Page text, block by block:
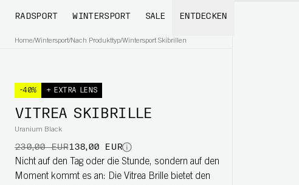
RADSPORT WINTERSPORT SALE ENTDECKEN
Home/Wintersport/Nach Produkttyp/Wintersport Skibrillen
-40% + EXTRA LENS
VITREA SKIBRILLE
Uranium Black
230,00 EUR138,00 EUR
Nicht auf den Tag oder die Stunde, sondern auf den
Moment kommt es an: Die Vitrea Brille bietet den